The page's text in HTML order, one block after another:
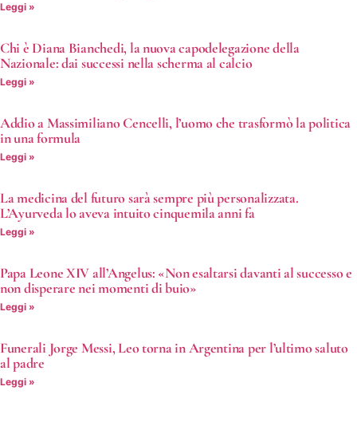
Leggi »
Chi è Diana Bianchedi, la nuova capodelegazione della
Nazionale: dai successi nella scherma al calcio
Leggi »
Addio a Massimiliano Cencelli, l’uomo che trasformò la politica
in una formula
Leggi »
La medicina del futuro sarà sempre più personalizzata.
L’Ayurveda lo aveva intuito cinquemila anni fa
Leggi »
Papa Leone XIV all’Angelus: «Non esaltarsi davanti al successo e
non disperare nei momenti di buio»
Leggi »
Funerali Jorge Messi, Leo torna in Argentina per l’ultimo saluto
al padre
Leggi »